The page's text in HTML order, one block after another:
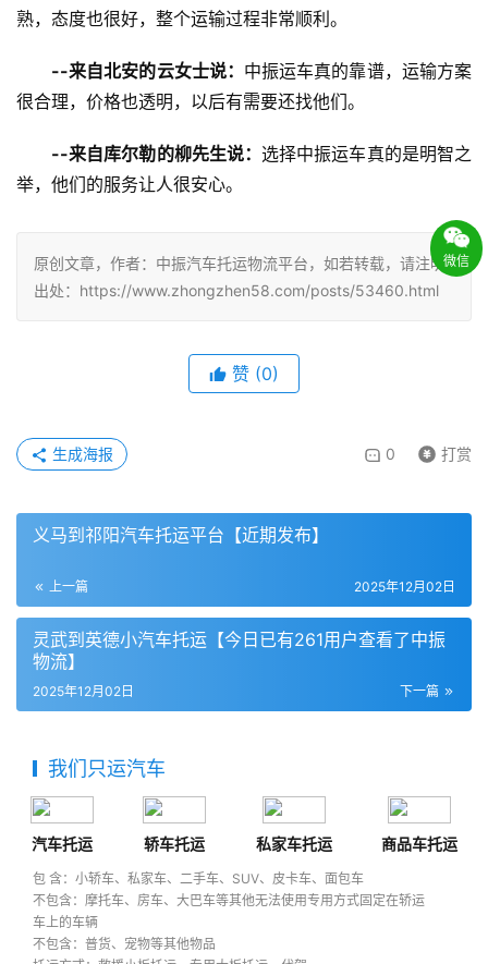
熟，态度也很好，整个运输过程非常顺利。
--来自北安的云女士说： 中振运车真的靠谱，运输方案
很合理，价格也透明，以后有需要还找他们。
--来自库尔勒的柳先生说：选择中振运车真的是明智之
举，他们的服务让人很安心。
原创文章，作者：中振汽车托运物流平台，如若转载，请注明
出处：https://www.zhongzhen58.com/posts/53460.html
赞 (0)
0 打赏
生成海报
义马到祁阳汽车托运平台【近期发布】
上一篇 2025年12月02日
灵武到英德小汽车托运【今日已有261用户查看了中振
物流】
下一篇
2025年12月02日
我们只运汽车
汽车托运 轿车托运 私家车托运 商品车托运
包 含：小轿车、私家车、二手车、SUV、皮卡车、面包车
不包含：摩托车、房车、大巴车等其他无法使用专用方式固定在轿运
车上的车辆
不包含：普货、宠物等其他物品
微信